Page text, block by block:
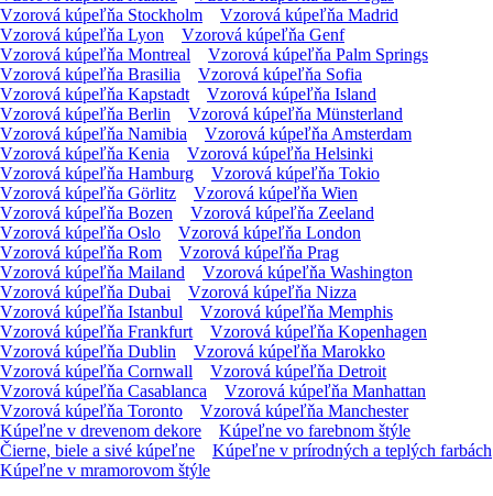
Vzorová kúpeľňa Stockholm
Vzorová kúpeľňa Madrid
Vzorová kúpeľňa Lyon
Vzorová kúpeľňa Genf
Vzorová kúpeľňa Montreal
Vzorová kúpeľňa Palm Springs
Vzorová kúpeľňa Brasilia
Vzorová kúpeľňa Sofia
Vzorová kúpeľňa Kapstadt
Vzorová kúpeľňa Island
Vzorová kúpeľňa Berlin
Vzorová kúpeľňa Münsterland
Vzorová kúpeľňa Namibia
Vzorová kúpeľňa Amsterdam
Vzorová kúpeľňa Kenia
Vzorová kúpeľňa Helsinki
Vzorová kúpeľňa Hamburg
Vzorová kúpeľňa Tokio
Vzorová kúpeľňa Görlitz
Vzorová kúpeľňa Wien
Vzorová kúpeľňa Bozen
Vzorová kúpeľňa Zeeland
Vzorová kúpeľňa Oslo
Vzorová kúpeľňa London
Vzorová kúpeľňa Rom
Vzorová kúpeľňa Prag
Vzorová kúpeľňa Mailand
Vzorová kúpeľňa Washington
Vzorová kúpeľňa Dubai
Vzorová kúpeľňa Nizza
Vzorová kúpeľňa Istanbul
Vzorová kúpeľňa Memphis
Vzorová kúpeľňa Frankfurt
Vzorová kúpeľňa Kopenhagen
Vzorová kúpeľňa Dublin
Vzorová kúpeľňa Marokko
Vzorová kúpeľňa Cornwall
Vzorová kúpeľňa Detroit
Vzorová kúpeľňa Casablanca
Vzorová kúpeľňa Manhattan
Vzorová kúpeľňa Toronto
Vzorová kúpeľňa Manchester
Kúpeľne v drevenom dekore
Kúpeľne vo farebnom štýle
Čierne, biele a sivé kúpeľne
Kúpeľne v prírodných a teplých farbách
Kúpeľne v mramorovom štýle